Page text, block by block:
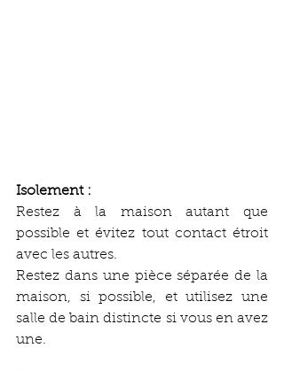
Isolement :
Restez à la maison autant que
possible et évitez tout contact étroit
avec les autres.
Restez dans une pièce séparée de la
maison, si possible, et utilisez une
salle de bain distincte si vous en avez
une.